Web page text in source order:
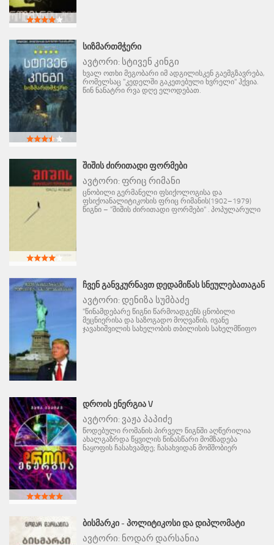
ᲡᲘᲖᲛᲐᲠᲗᲛᲭᲔᲠᲘ
ავტორი: სტივენ კინგი
ხვალ ოთხი მეგობარი იმ ადგილისკენ გაემგზავრება,
რომელსაც "კედელში გაკეთებული ხვრელი" ჰქვია.
წინ ნანატრი რვა დღე ელოდებათ.
ᲨᲘᲨᲘᲡ ᲫᲘᲠᲘᲗᲐᲓᲘ ᲤᲝᲠᲛᲔᲑᲘ
ავტორი: ფრიც რიმანი
ცნობილი გერმანელი ფსიქოლოგისა და
ფსიქოანალიტიკოსის ფრიც რიმანის(1902–1979)
წიგნი – "შიშის ძირითადი ფორმები" . პოპულარული
ᲩᲕᲔᲜ ᲒᲐᲜᲕᲙᲣᲠᲜᲐᲕᲗ ᲓᲔᲓᲐᲛᲘᲬᲐᲡ ᲡᲜᲔᲣᲚᲔᲑᲐᲗᲐᲒᲐᲜ
ავტორი: დენიზა სუმბაძე
"წინამდებარე წიგნი წარმოადგენს ცნობილი
მეცნიერისა და საზოგადო მოღვაწის, ივანე
ჯავახიშვილის სახელობის თბილისის სახელმწიფო
ᲓᲠᲝᲘᲡ ᲔᲜᲔᲠᲒᲘᲐ V
ავტორი: ვაჟა პაპიძე
წოდებული რომანის პირველ წიგნში აღწერილია
ახალგაზრდა წყვილის წინასწარი მომზადება
ნაყოფის ჩასახვამდე; ჩასახვიდან მომშობიერ
ᲑᲘᲡᲛᲐᲠᲙᲘ - ᲞᲝᲚᲘᲢᲘᲙᲝᲡᲘ ᲓᲐ ᲓᲘᲞᲚᲝᲛᲐᲢᲘ
ავტორი: ნოდარ დარსანია